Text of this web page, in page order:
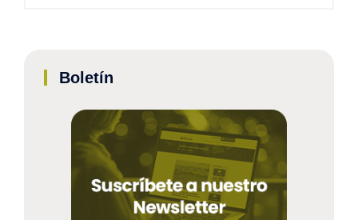
Boletín